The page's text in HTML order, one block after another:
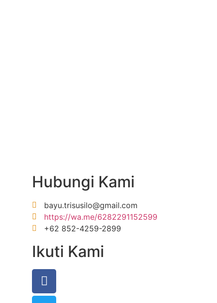
Hubungi Kami
bayu.trisusilo@gmail.com
https://wa.me/6282291152599
+62 852-4259-2899
Ikuti Kami